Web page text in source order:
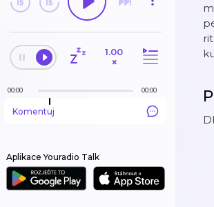
1.00
×
00:00 00:00
Komentuj
Aplikace Youradio Talk